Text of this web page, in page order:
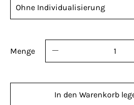
Standard Platzierung der
Brust oder rechts unten.
Menge
In den Warenkorb